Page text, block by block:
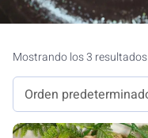
Mostrando los 3 resultados